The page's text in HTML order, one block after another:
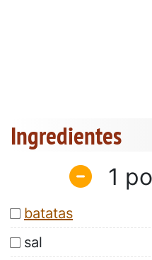
Ingredientes
1
batatas
sal